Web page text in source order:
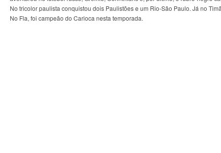
No tricolor paulista conquistou dois Paulistões e um Rio-São Paulo. Já no
No Fla, foi campeão do Carioca nesta temporada.